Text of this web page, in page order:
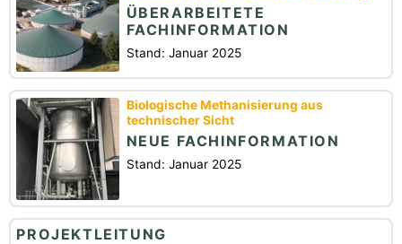
ÜBERARBEITETE
FACHINFORMATION
Stand: Januar 2025
Biologische Methanisierung aus
technischer Sicht
NEUE FACHINFORMATION
Stand: Januar 2025
PROJEKTLEITUNG